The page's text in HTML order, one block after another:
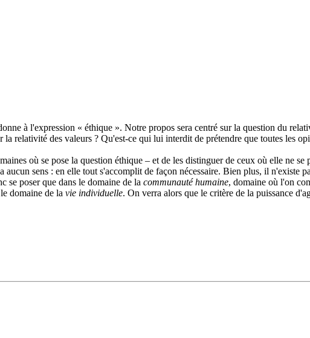
à l'expression « éthique ». Notre propos sera centré sur la question du
relativité des valeurs ? Qu'est-ce qui lui interdit de prétendre que toutes les
où se pose la question éthique – et de les distinguer de ceux où elle ne se
sens : en elle tout s'accomplit de façon nécessaire. Bien plus, il n'existe
se poser que dans le domaine de la communauté humaine, domaine où l'on
domaine de la vie individuelle. On verra alors que le critère de la puissance